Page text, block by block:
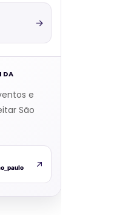
e
São